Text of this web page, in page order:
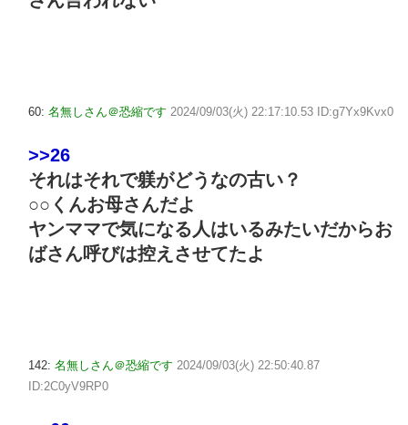
60: 名無しさん＠恐縮です 2024/09/03(火) 22:17:10.53 ID:g7Yx9Kvx0
>>26
それはそれで躾がどうなの古い？
○○くんお母さんだよ
ヤンママで気になる人はいるみたいだからお
ばさん呼びは控えさせてたよ
142: 名無しさん＠恐縮です 2024/09/03(火) 22:50:40.87
ID:2C0yV9RP0